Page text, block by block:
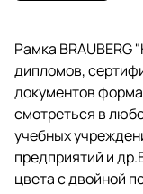
отлично впишется в
деловой интерьер.
возможность
горизонтального
Ширина багета - 16 мм.
Аккуратный вид
благодаря
Микрогофрокартон
обеспечивает плотное
прилегание и
Рамка
дипломов,
документов
смотреться в
учебных
предприятий и
цвета с двойной